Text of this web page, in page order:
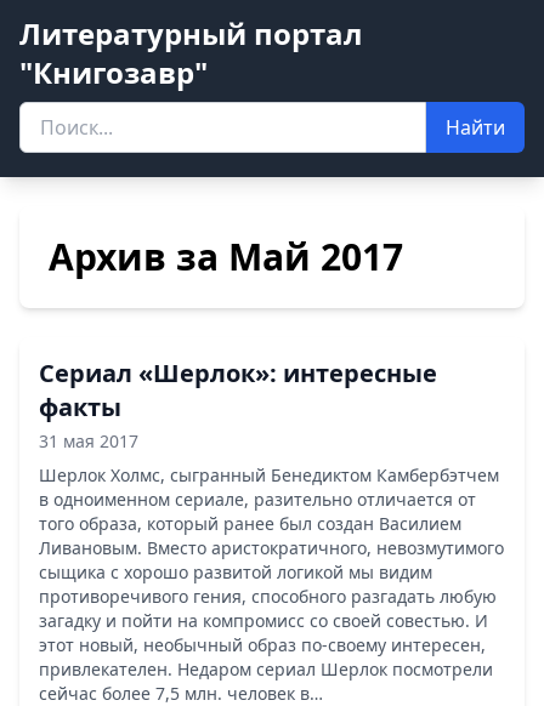
Литературный портал
"Книгозавр"
Найти
Архив за Май 2017
Сериал «Шерлок»: интересные
факты
31 мая 2017
Шерлок Холмс, сыгранный Бенедиктом Камбербэтчем
в одноименном сериале, разительно отличается от
того образа, который ранее был создан Василием
Ливановым. Вместо аристократичного, невозмутимого
сыщика с хорошо развитой логикой мы видим
противоречивого гения, способного разгадать любую
загадку и пойти на компромисс со своей совестью. И
этот новый, необычный образ по-своему интересен,
привлекателен. Недаром сериал Шерлок посмотрели
сейчас более 7,5 млн. человек в…